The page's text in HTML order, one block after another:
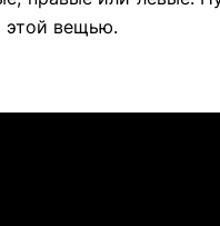
этой вещью.